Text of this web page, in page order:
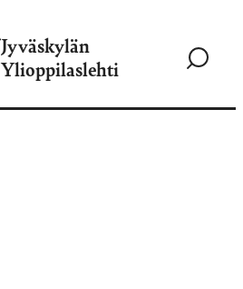
Jyväskylän
Ylioppilaslehti
Siirry